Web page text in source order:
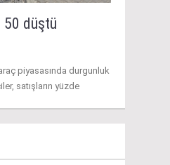
50 düştü
piyasasında durgunluk
satışların yüzde